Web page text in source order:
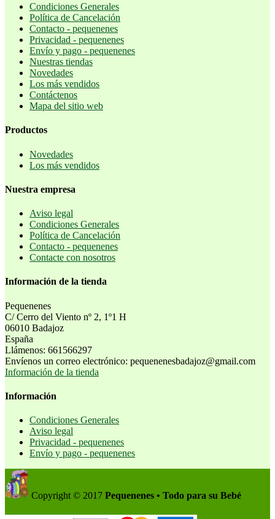
Condiciones Generales
Política de Cancelación
Contacto - pequenenes
Privacidad - pequenenes
Envío y pago - pequenenes
Nuestras tiendas
Novedades
Los más vendidos
Contáctenos
Mapa del sitio web
Productos
Novedades
Los más vendidos
Nuestra empresa
Aviso legal
Condiciones Generales
Política de Cancelación
Contacto - pequenenes
Contacte con nosotros
Información de la tienda
Pequenenes
C/ Cerro del Viento nº 2, 1º1 H
06010 Badajoz
España
Llámenos: 661566297
Envíenos un correo electrónico: pequenenesbadajoz@gmail.com
Información de la tienda
Información
Condiciones Generales
Aviso legal
Privacidad - pequenenes
Envío y pago - pequenenes
Copyright © 2017 Pequenenes • Todo para su Bebé